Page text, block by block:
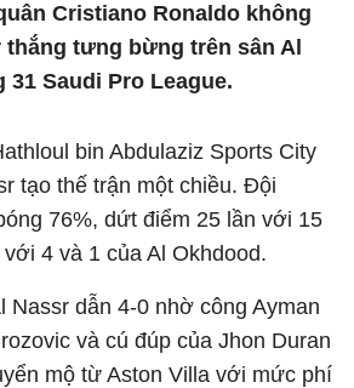
Cristiano Ronaldo không
thắng tưng bừng trên sân Al
Saudi Pro League.
bin Abdulaziz Sports City
tạo thế trận một chiều. Đội
76%, dứt điểm 25 lần với 15
4 và 1 của Al Okhdood.
Nassr dẫn 4-0 nhờ công Ayman
và cú đúp của Jhon Duran
mộ từ Aston Villa với mức phí